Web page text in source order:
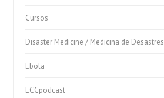
Cursos
Disaster Medicine / Medicina de Desastres
Ebola
ECCpodcast